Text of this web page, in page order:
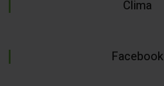
Clima
Facebook